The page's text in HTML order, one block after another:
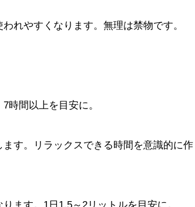
れやすくなります。無理は禁物です。
時間以上を目安に。
す。リラックスできる時間を意識的に作